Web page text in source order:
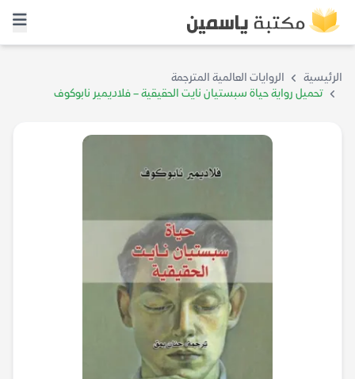
الرئيسية
الروايات العالمية المترجمة
تحميل رواية حياة سبستيان نايت الحقيقية – فلاديمير نابوكوف